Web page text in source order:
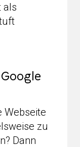
als
Webseite
zu
Dann